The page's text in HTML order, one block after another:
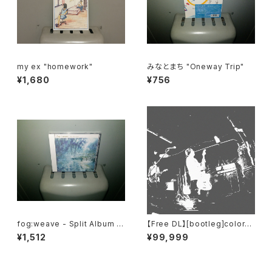
my ex "homework"
¥1,680
みなとまち "Oneway Trip"
¥756
fog:weave - Split Album ”c
lear and serene”
¥1,512
【Free DL】[bootleg​]​colorm
al - 191117 (​@​Kyoto Club M
etro)
¥99,999